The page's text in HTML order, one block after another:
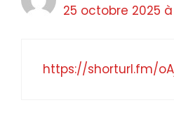
25 octobre 2025 à
https://shorturl.fm/